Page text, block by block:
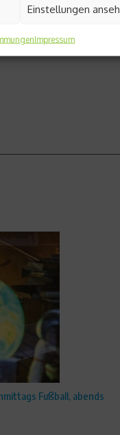
Einstellungen
Impressum
– das
Fußball, abends